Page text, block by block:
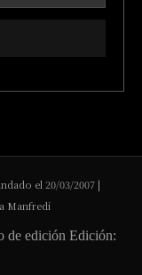
el 20/03/2007 |
Manfredi
de edición Edición: